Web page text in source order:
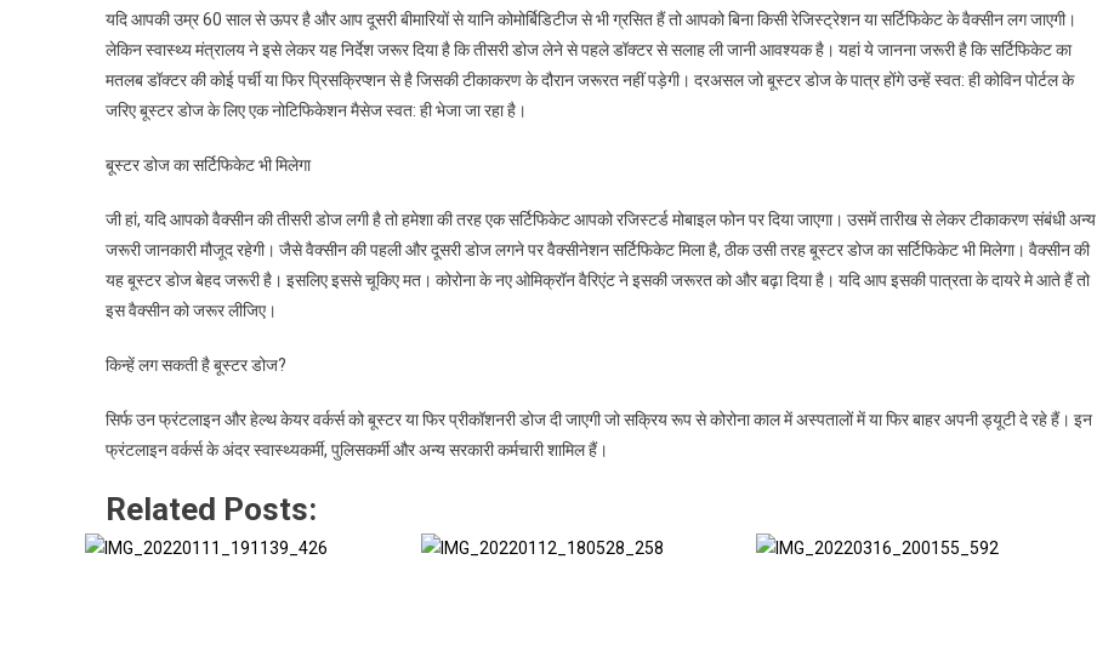
यदि आपकी उम्र 60 साल से ऊपर है और आप दूसरी बीमारियों से यानि कोमोर्बिडिटीज से भी ग्रसित हैं तो आपको बिना किसी रेजिस्ट्रेशन या सर्टिफिकेट के वैक्सीन लग जाएगी।
लेकिन स्वास्थ्य मंत्रालय ने इसे लेकर यह निर्देश जरूर दिया है कि तीसरी डोज लेने से पहले डॉक्टर से सलाह ली जानी आवश्यक है। यहां ये जानना जरूरी है कि सर्टिफिकेट का
मतलब डॉक्टर की कोई पर्ची या फिर प्रिसक्रिप्शन से है जिसकी टीकाकरण के दौरान जरूरत नहीं पड़ेगी। दरअसल जो बूस्टर डोज के पात्र होंगे उन्हें स्वत: ही कोविन पोर्टल के
जरिए बूस्टर डोज के लिए एक नोटिफिकेशन मैसेज स्वत: ही भेजा जा रहा है।
बूस्टर डोज का सर्टिफिकेट भी मिलेगा
जी हां, यदि आपको वैक्सीन की तीसरी डोज लगी है तो हमेशा की तरह एक सर्टिफिकेट आपको रजिस्टर्ड मोबाइल फोन पर दिया जाएगा। उसमें तारीख से लेकर टीकाकरण संबंधी अन्य
जरूरी जानकारी मौजूद रहेगी। जैसे वैक्सीन की पहली और दूसरी डोज लगने पर वैक्सीनेशन सर्टिफिकेट मिला है, ठीक उसी तरह बूस्टर डोज का सर्टिफिकेट भी मिलेगा। वैक्सीन की
यह बूस्टर डोज बेहद जरूरी है। इसलिए इससे चूकिए मत। कोरोना के नए ओमिक्रॉन वैरिएंट ने इसकी जरूरत को और बढ़ा दिया है। यदि आप इसकी पात्रता के दायरे मे आते हैं तो
इस वैक्सीन को जरूर लीजिए।
किन्हें लग सकती है बूस्टर डोज?
सिर्फ उन फ्रंटलाइन और हेल्थ केयर वर्कर्स को बूस्टर या फिर प्रीकॉशनरी डोज दी जाएगी जो सक्रिय रूप से कोरोना काल में अस्पतालों में या फिर बाहर अपनी ड्यूटी दे रहे हैं। इन
फ्रंटलाइन वर्कर्स के अंदर स्वास्थ्यकर्मी, पुलिसकर्मी और अन्य सरकारी कर्मचारी शामिल हैं।
Related Posts: